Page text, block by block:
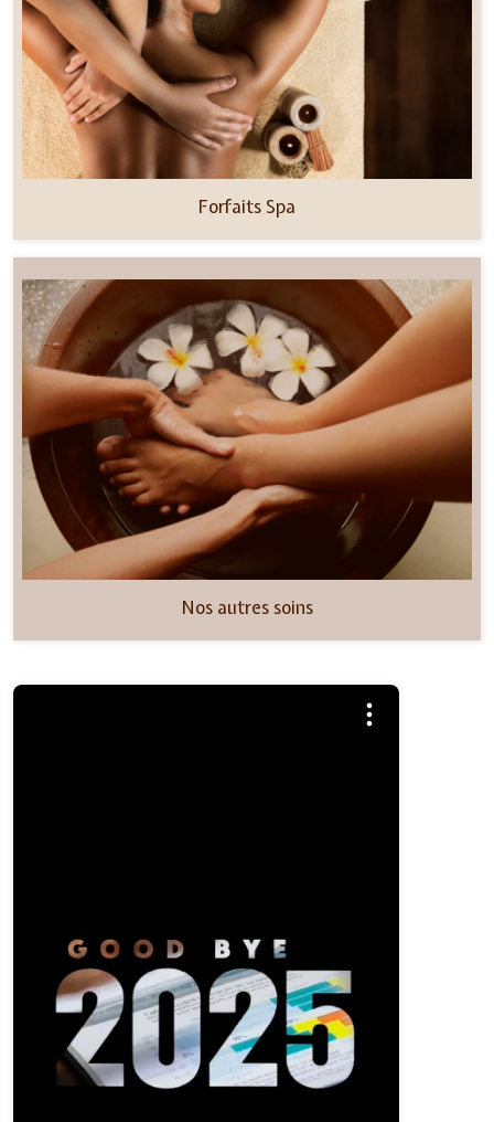
Forfaits Spa
Nos autres soins